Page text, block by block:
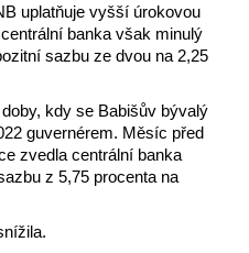
uplatňuje vyšší úrokovou
banka však minulý
sazbu ze dvou na 2,25
kdy se Babišův bývalý
guvernérem. Měsíc před
zvedla centrální banka
z 5,75 procenta na